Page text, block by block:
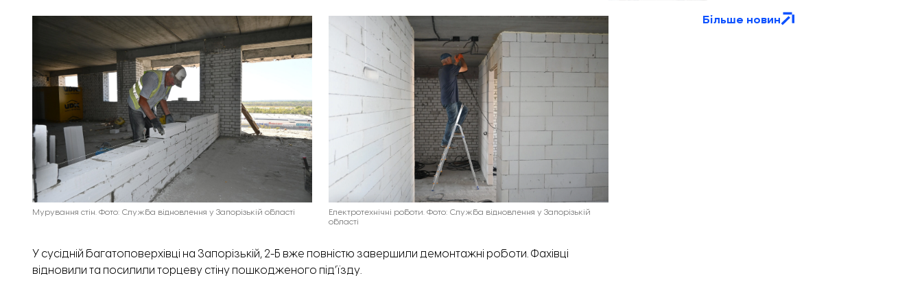
Мурування стін. Фото: Служба відновлення у Запорізькій області
Електротехнічні роботи. Фото: Служба відновлення у Запорізькій
області
У сусідній багатоповерхівці на Запорізькій, 2-Б вже повністю завершили демонтажні роботи. Фахівці
відновили та посилили торцеву стіну пошкодженого під’їзду.
Більше новин